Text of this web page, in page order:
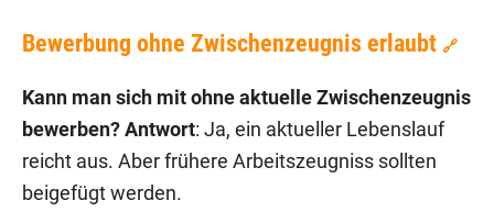
Bewerbung ohne Zwischenzeugnis erlaubt 🔗
Kann man sich mit ohne aktuelle Zwischenzeugnis
bewerben? Antwort: Ja, ein aktueller Lebenslauf
reicht aus. Aber frühere Arbeitszeugniss sollten
beigefügt werden.